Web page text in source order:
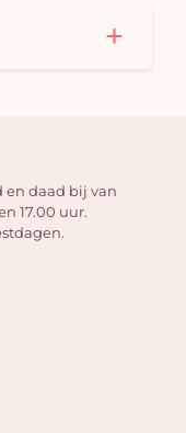
en daad bij van
17.00 uur.